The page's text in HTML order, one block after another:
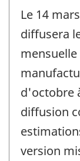
référence
de
-
Le 14
diffusera
d'octobre
diffusion
version